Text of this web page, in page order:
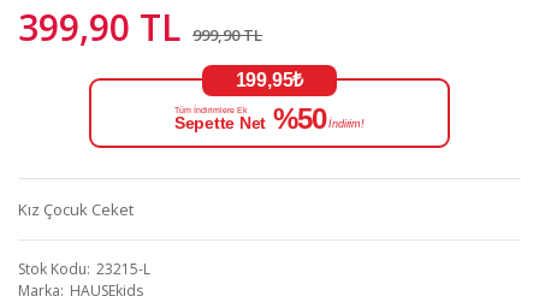
399,90 TL 999,90 TL
199,95₺
Tüm İndirimlere Ek
Sepette Net %50 İndirim!
Kız Çocuk Ceket
Stok Kodu 23215-L
Marka HAUSEkids